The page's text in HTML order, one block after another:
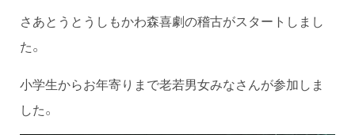
さあとうとうしもかわ森喜劇の稽古がスタートしまし
た。
小学生からお年寄りまで老若男女みなさんが参加しま
した。